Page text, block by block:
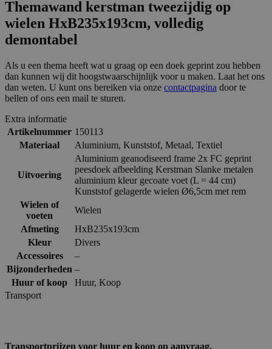
Themawand kerstman tweezijdig op
wielen HxB235x193cm, volledig
demontabel
Als u een thema heeft wat u graag op een doek geprint zou hebben
dan kunnen wij dit hoogstwaarschijnlijk voor u maken. Laat het ons
dan weten. U kunt ons bereiken via onze contactpagina door te
bellen of ons een mail te sturen.
Extra informatie
Artikelnummer 150113
Materiaal
Aluminium, Kunststof, Metaal, Textiel
Uitvoering
Aluminium geanodiseerd frame 2x FC geprint
peesdoek afbeelding Kerstman Slanke metalen
aluminium kleur gecoate voet (L = 44 cm)
Kunststof gelagerde wielen Ø6,5cm met rem
Wielen of
voeten
Wielen
Afmeting
HxB235x193cm
Kleur
Divers
Accessoires
–
Bijzonderheden –
Huur of koop
Huur, Koop
Transport
Transportprijzen voor huur en koop op aanvraag.